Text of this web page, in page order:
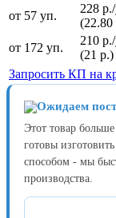
от 57 уп.
228
(22.80
от 172 уп.
210
(21 р.)
Запросить КП на
Этот товар
готовы изготовить
способом - мы
производства.